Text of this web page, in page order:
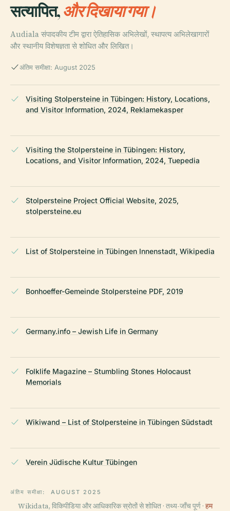
सत्यापित,और दिखाया गया।
Audiala संपादकीय टीम द्वारा ऐतिहासिक अभिलेखों, स्थापत्य अभिलेखागारों
और स्थानीय विशेषज्ञता से शोधित और लिखित।
अंतिम समीक्षा: August 2025
Visiting Stolpersteine in Tübingen: History, Locations,
and Visitor Information, 2024, Reklamekasper
Visiting the Stolpersteine in Tübingen: History,
Locations, and Visitor Information, 2024, Tuepedia
Stolpersteine Project Official Website, 2025,
stolpersteine.eu
List of Stolpersteine in Tübingen Innenstadt, Wikipedia
Bonhoeffer-Gemeinde Stolpersteine PDF, 2019
Germany.info – Jewish Life in Germany
Folklife Magazine – Stumbling Stones Holocaust
Memorials
Wikiwand – List of Stolpersteine in Tübingen Südstadt
Verein Jüdische Kultur Tübingen
अंतिम समीक्षा: AUGUST 2025
Wikidata, विकिपीडिया और आधिकारिक स्रोतों से शोधित · तथ्य-जाँच पूर्ण · हम